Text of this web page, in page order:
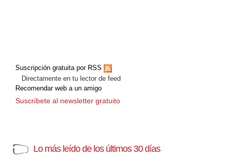
Suscripción gratuita por RSS
Directamente en tu lector de feed
Recomendar web a un amigo
Suscríbete al newsletter gratuito
Lo más leído de los últimos 30 días